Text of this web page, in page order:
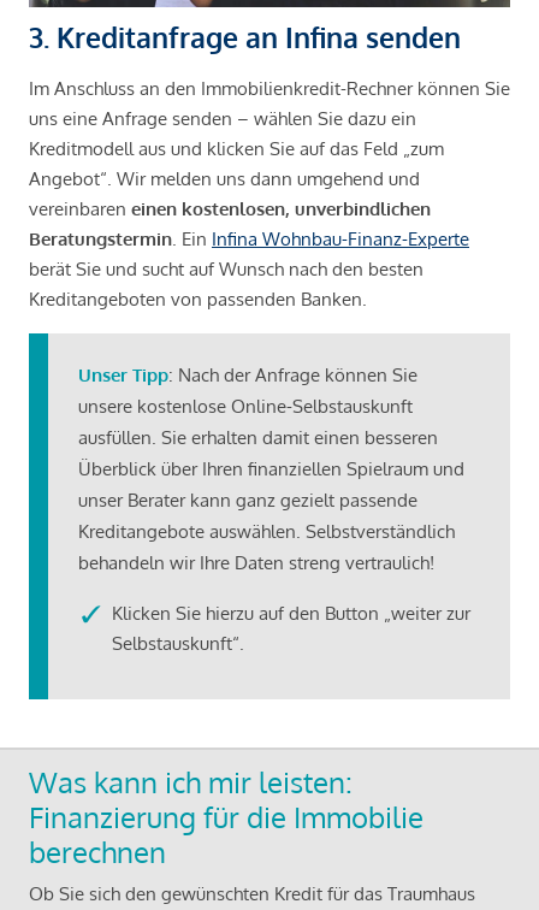
3. Kreditanfrage an Infina senden
Im Anschluss an den Immobilienkredit-Rechner können Sie
uns eine Anfrage senden – wählen Sie dazu ein
Kreditmodell aus und klicken Sie auf das Feld „zum
Angebot“. Wir melden uns dann umgehend und
vereinbaren einen kostenlosen, unverbindlichen
Beratungstermin . Ein Infina Wohnbau-Finanz-Experte
berät Sie und sucht auf Wunsch nach den besten
Kreditangeboten von passenden Banken.
Unser Tipp: Nach der Anfrage können Sie
unsere kostenlose Online-Selbstauskunft
ausfüllen. Sie erhalten damit einen besseren
Überblick über Ihren finanziellen Spielraum und
unser Berater kann ganz gezielt passende
Kreditangebote auswählen. Selbstverständlich
behandeln wir Ihre Daten streng vertraulich!
Klicken Sie hierzu auf den Button „weiter zur
Selbstauskunft“.
Was kann ich mir leisten:
Finanzierung für die Immobilie
berechnen
Ob Sie sich den gewünschten Kredit für das Traumhaus